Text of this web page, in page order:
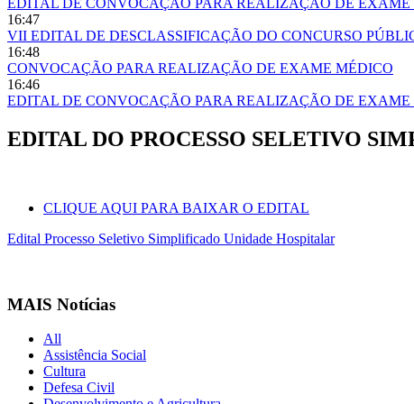
EDITAL DE CONVOCAÇÃO PARA REALIZAÇÃO DE EXAME
16:47
VII EDITAL DE DESCLASSIFICAÇÃO DO CONCURSO
16:48
CONVOCAÇÃO PARA REALIZAÇÃO DE EXAME MÉDICO
16:46
EDITAL DE CONVOCAÇÃO PARA REALIZAÇÃO DE EXAME
EDITAL DO PROCESSO SELETIVO
CLIQUE AQUI PARA BAIXAR O EDITAL
Edital Processo Seletivo Simplificado Unidade Hospitalar
MAIS Notícias
All
Assistência Social
Cultura
Defesa Civil